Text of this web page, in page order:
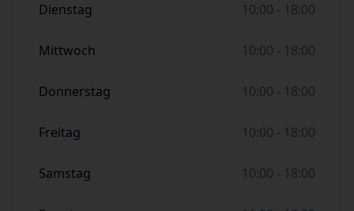
Dienstag 10:00 - 18:00
Mittwoch 10:00 - 18:00
Donnerstag 10:00 - 18:00
Freitag 10:00 - 18:00
Samstag 10:00 - 18:00